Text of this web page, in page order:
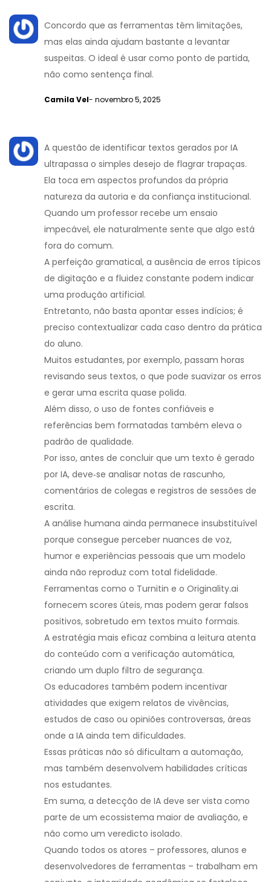
Concordo que as ferramentas têm limitações,
mas elas ainda ajudam bastante a levantar
suspeitas. O ideal é usar como ponto de partida,
não como sentença final.
Camila Vel- novembro 5, 2025
A questão de identificar textos gerados por IA
ultrapassa o simples desejo de flagrar trapaças.
Ela toca em aspectos profundos da própria
natureza da autoria e da confiança institucional.
Quando um professor recebe um ensaio
impecável, ele naturalmente sente que algo está
fora do comum.
A perfeição gramatical, a ausência de erros típicos
de digitação e a fluidez constante podem indicar
uma produção artificial.
Entretanto, não basta apontar esses indícios; é
preciso contextualizar cada caso dentro da prática
do aluno.
Muitos estudantes, por exemplo, passam horas
revisando seus textos, o que pode suavizar os erros
e gerar uma escrita quase polida.
Além disso, o uso de fontes confiáveis e
referências bem formatadas também eleva o
padrão de qualidade.
Por isso, antes de concluir que um texto é gerado
por IA, deve‑se analisar notas de rascunho,
comentários de colegas e registros de sessões de
escrita.
A análise humana ainda permanece insubstituível
porque consegue perceber nuances de voz,
humor e experiências pessoais que um modelo
ainda não reproduz com total fidelidade.
Ferramentas como o Turnitin e o Originality.ai
fornecem scores úteis, mas podem gerar falsos
positivos, sobretudo em textos muito formais.
A estratégia mais eficaz combina a leitura atenta
do conteúdo com a verificação automática,
criando um duplo filtro de segurança.
Os educadores também podem incentivar
atividades que exigem relatos de vivências,
estudos de caso ou opiniões controversas, áreas
onde a IA ainda tem dificuldades.
Essas práticas não só dificultam a automação,
mas também desenvolvem habilidades críticas
nos estudantes.
Em suma, a detecção de IA deve ser vista como
parte de um ecossistema maior de avaliação, e
não como um veredicto isolado.
Quando todos os atores – professores, alunos e
desenvolvedores de ferramentas – trabalham em